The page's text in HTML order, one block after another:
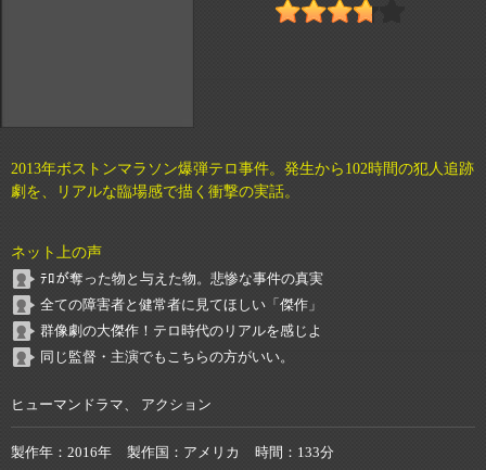
2013年ボストンマラソン爆弾テロ事件。発生から102時間の犯人追跡
劇を、リアルな臨場感で描く衝撃の実話。
ネット上の声
ﾃﾛが奪った物と与えた物。悲惨な事件の真実
全ての障害者と健常者に見てほしい「傑作」
群像劇の大傑作！テロ時代のリアルを感じよ
同じ監督・主演でもこちらの方がいい。
ヒューマンドラマ、 アクション
製作年 2016年 製作国 アメリカ 時間
133分